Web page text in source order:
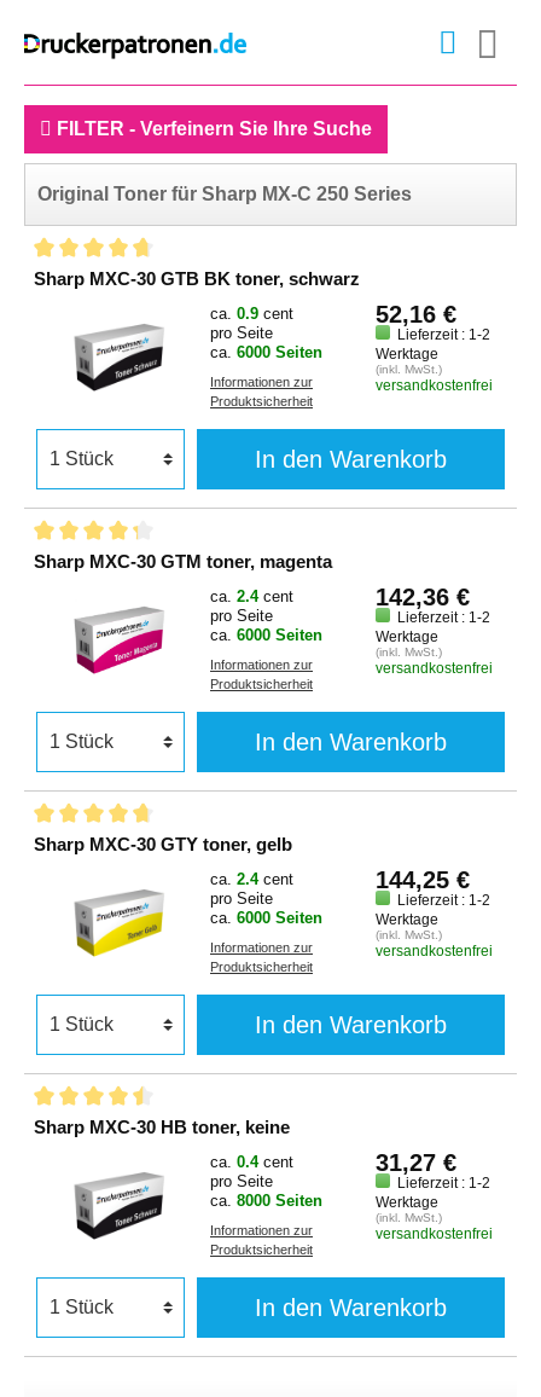
FILTER - Verfeinern Sie Ihre Suche
Original Toner für Sharp MX-C 250 Series
Sharp MXC-30 GTB BK toner, schwarz
ca. 0.9 cent
pro Seite
ca. 6000 Seiten
Informationen zur
Produktsicherheit
52,16 €
Lieferzeit : 1-2
Werktage
(inkl. MwSt.)
versandkostenfrei
In den Warenkorb
Sharp MXC-30 GTM toner, magenta
ca. 2.4 cent
pro Seite
ca. 6000 Seiten
Informationen zur
Produktsicherheit
142,36 €
Lieferzeit : 1-2
Werktage
(inkl. MwSt.)
versandkostenfrei
In den Warenkorb
Sharp MXC-30 GTY toner, gelb
ca. 2.4 cent
pro Seite
ca. 6000 Seiten
Informationen zur
Produktsicherheit
144,25 €
Lieferzeit : 1-2
Werktage
(inkl. MwSt.)
versandkostenfrei
In den Warenkorb
Sharp MXC-30 HB toner, keine
ca. 0.4 cent
pro Seite
ca. 8000 Seiten
Informationen zur
Produktsicherheit
31,27 €
Lieferzeit : 1-2
Werktage
(inkl. MwSt.)
versandkostenfrei
In den Warenkorb